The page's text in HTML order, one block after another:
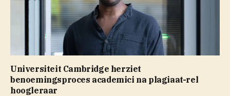
Universiteit Cambridge herziet
benoemingsproces academici na plagiaat-rel
hoogleraar